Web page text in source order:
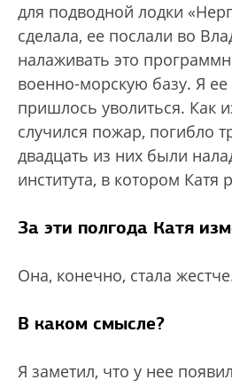
для подводной лодки
сделала, ее послали во
налаживать это
военно-морскую базу. Я ее
пришлось уволиться. Как
случился пожар, погибло
двадцать из них были
института, в котором Катя
За эти полгода Катя
Она, конечно, стала
В каком смысле?
Я заметил, что у нее